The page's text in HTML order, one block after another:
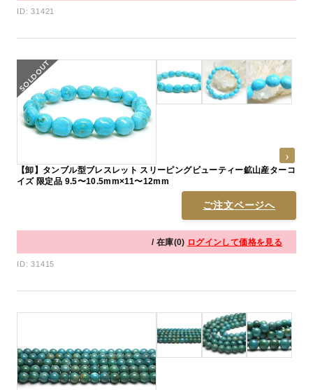
ID: 31421
【卸】タンブル型ブレスレット スリーピングビューティー鉱山産ターコ
イズ 限定品 9.5〜10.5mm×11〜12mm
ご注文ページへ
/ 在庫(0) ログインして価格を見る
ID: 31415